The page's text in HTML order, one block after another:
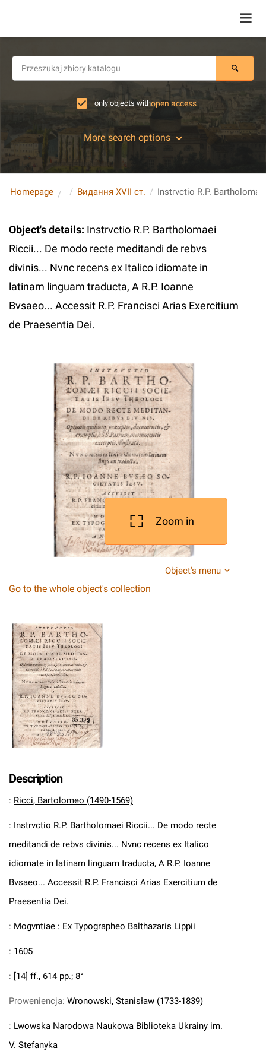
only objects withopen access
More search options
Homepage Видання XVII ст.
Object's details: Instrvctio R.P. Bartholomaei
Riccii... De modo recte meditandi de rebvs
divinis... Nvnc recens ex Italico idiomate in
latinam linguam traducta, A R.P. Ioanne
Bvsaeo... Accessit R.P. Francisci Arias Exercitium
de Praesentia Dei.
Zoom in
Object's menu
Go to the whole object's collection
Description
: Ricci, Bartolomeo (1490-1569)
: Instrvctio R.P. Bartholomaei Riccii... De modo recte
meditandi de rebvs divinis... Nvnc recens ex Italico
idiomate in latinam linguam traducta, A R.P. Ioanne
Bvsaeo... Accessit R.P. Francisci Arias Exercitium de
Praesentia Dei.
: Mogvntiae : Ex Typographeo Balthazaris Lippii
: 1605
: [14] ff., 614 pp.; 8°
Proweniencja: Wronowski, Stanisław (1733-1839)
: Lwowska Narodowa Naukowa Biblioteka Ukrainy im.
V. Stefanyka